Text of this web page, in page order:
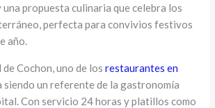
propuesta culinaria que celebra los
perfecta para convivios festivos
año.
de Cochon, uno de losrestaurantes en
siendo un referente de la gastronomía
Con servicio 24 horas y platillos como